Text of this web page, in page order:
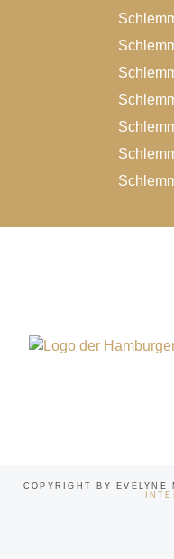
COPYRIGHT BY EVELYNE